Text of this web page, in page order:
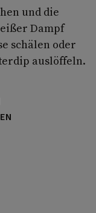
und die
Dampf
schälen oder
auslöffeln.